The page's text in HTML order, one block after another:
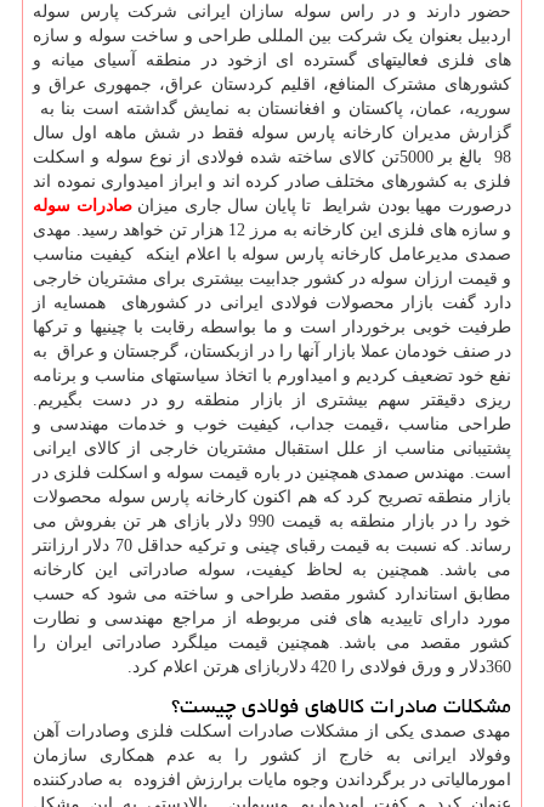
حضور دارند و در راس سوله سازان ایرانی شرکت پارس سوله
اردبیل بعنوان یک شرکت بین المللی طراحی و ساخت سوله و سازه
های فلزی فعالیتهای گسترده ای ازخود در منطقه آسیای میانه و
کشورهای مشترک المنافع، اقلیم کردستان عراق، جمهوری عراق و
سوریه، عمان، پاکستان و افغانستان به نمایش گداشته است بنا به
گزارش مدیران کارخانه پارس سوله فقط در شش ماهه اول سال
98 بالغ بر 5000تن کالای ساخته شده فولادی از نوع سوله و اسکلت
فلزی به کشورهای مختلف صادر کرده اند و ابراز امیدواری نموده اند
درصورت مهیا بودن شرایط تا پایان سال جاری میزانصادرات سوله
و سازه های فلزی این کارخانه به مرز 12 هزار تن خواهد رسید. مهدی
صمدی مدیرعامل کارخانه پارس سوله با اعلام اینکه کیفیت مناسب
و قیمت ارزان سوله در کشور جدابیت بیشتری برای مشتریان خارجی
دارد گفت بازار محصولات فولادی ایرانی در کشورهای همسایه از
طرفیت خوبی برخوردار است و ما بواسطه رقابت با چینیها و ترکها
در صنف خودمان عملا بازار آنها را در ازبکستان، گرجستان و عراق به
نفع خود تضعیف کردیم و امیداورم با اتخاذ سیاستهای مناسب و برنامه
ریزی دقیقتر سهم بیشتری از بازار منطقه رو در دست بگیریم.
طراحی مناسب ،قیمت جداب، کیفیت خوب و خدمات مهندسی و
پشتیبانی مناسب از علل استقبال مشتریان خارجی از کالای ایرانی
است. مهندس صمدی همچنین در باره قیمت سوله و اسکلت فلزی در
بازار منطقه تصریح کرد که هم اکنون کارخانه پارس سوله محصولات
خود را در بازار منطقه به قیمت 990 دلار بازای هر تن بفروش می
رساند. که نسبت به قیمت رقبای چینی و ترکیه حداقل 70 دلار ارزانتر
می باشد. همچنین به لحاظ کیفیت، سوله صادراتی این کارخانه
مطابق استاندارد کشور مقصد طراحی و ساخته می شود که حسب
مورد دارای تاییدیه های فنی مربوطه از مراجع مهندسی و نطارت
کشور مقصد می باشد. همچنین قیمت میلگرد صادراتی ایران را
360دلار و ورق فولادی را 420 دلاربازای هرتن اعلام کرد.
مشکلات صادرات کالاهای فولادی چیست؟
مهدی صمدی یکی از مشکلات صادرات اسکلت فلزی وصادرات آهن
وفولاد ایرانی به خارج از کشور را به عدم همکاری سازمان
امورمالیاتی در برگرداندن وجوه مایات برارزش افزوده به صادرکننده
عنوان کرد و کفت امیدواریم مسیولین بالادستی به این مشکل